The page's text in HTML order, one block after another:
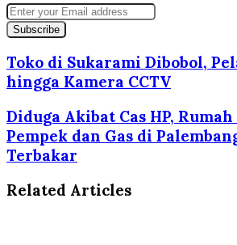
Enter
your
Email
address
Toko di Sukarami Dibobol,
hingga Kamera CCTV
Diduga Akibat Cas HP,
Pempek dan Gas di
Terbakar
Related Articles